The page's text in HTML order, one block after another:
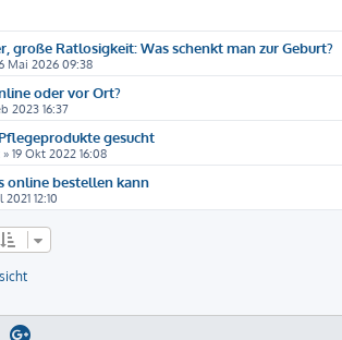
große Ratlosigkeit: Was schenkt man zur Geburt?
Mai 2026 09:38
oder vor Ort?
2023 16:37
gesucht
» 19 Okt 2022 16:08
online bestellen kann
2021 12:10